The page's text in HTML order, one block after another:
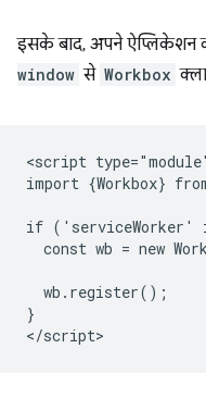
इसके बाद, अपने ऐप्लिकेशन
window से Workbox
<script
import {Workbox}
if ('serviceWorker'
const wb = new
  wb.register();
}